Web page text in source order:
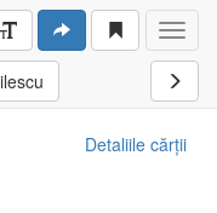
Detaliile cărții